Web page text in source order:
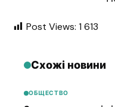
Post Views: 1 613
Схожі новини
ОБЩЕСТВО